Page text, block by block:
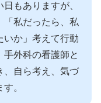
もありますが、
「私だったら、私
いか」考えて行動
外科の看護師と
、自ら考え、気づ
。